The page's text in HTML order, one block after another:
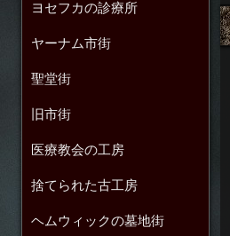
ヨセフカの診療所
ヤーナム市街
聖堂街
旧市街
医療教会の工房
捨てられた古工房
ヘムウィックの墓地街